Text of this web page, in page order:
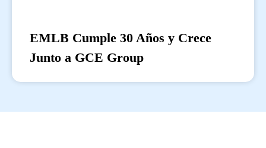
EMLB Cumple 30 Años y Crece
Junto a GCE Group